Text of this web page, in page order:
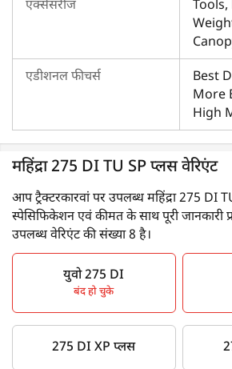
एक्सेसरीज
एडीशनल फीचर्स
Best
More
High
महिंद्रा 275 DI TU SP प्लस वेरिएंट
आप ट्रैक्टरकारवां पर उपलब्ध महिंद्रा 275 DI
स्पेसिफिकेशन एवं कीमत के साथ पूरी जानकारी
उपलब्ध वेरिएंट की संख्या 8 है।
युवो 275 DI
बंद हो चुके
275 DI XP प्लस